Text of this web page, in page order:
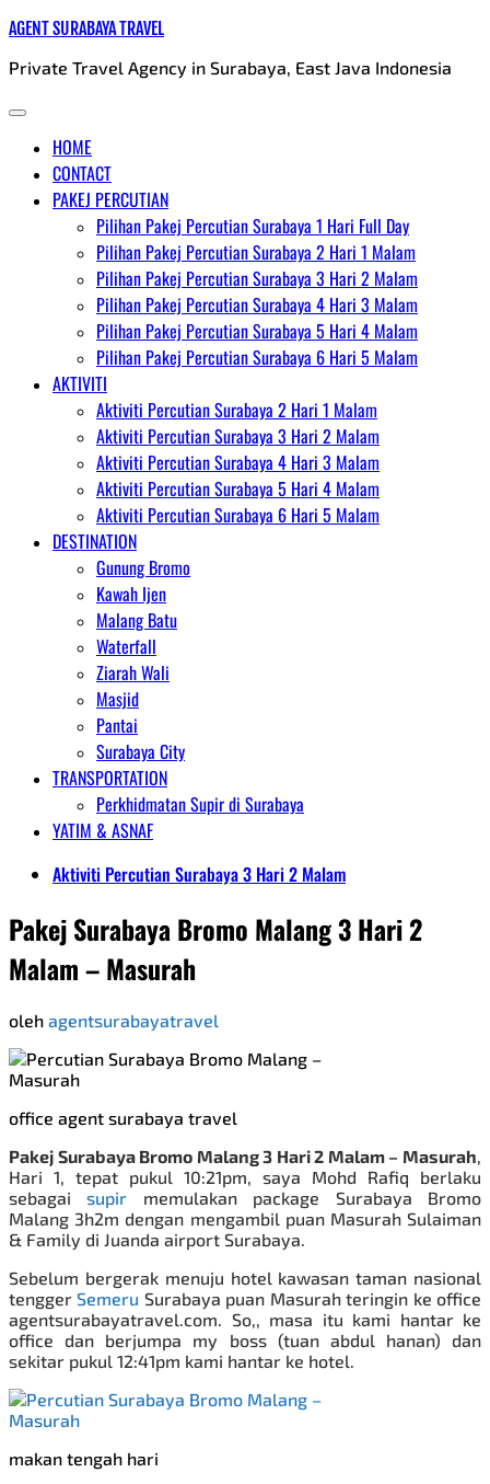
Skip
content
AGENT SURABAYA TRAVEL
Private Travel Agency in Surabaya, East Java Indonesia
HOME
CONTACT
PAKEJ PERCUTIAN
Pilihan Pakej Percutian Surabaya 1 Hari Full Day
Pilihan Pakej Percutian Surabaya 2 Hari 1 Malam
Pilihan Pakej Percutian Surabaya 3 Hari 2 Malam
Pilihan Pakej Percutian Surabaya 4 Hari 3 Malam
Pilihan Pakej Percutian Surabaya 5 Hari 4 Malam
Pilihan Pakej Percutian Surabaya 6 Hari 5 Malam
AKTIVITI
Aktiviti Percutian Surabaya 2 Hari 1 Malam
Aktiviti Percutian Surabaya 3 Hari 2 Malam
Aktiviti Percutian Surabaya 4 Hari 3 Malam
Aktiviti Percutian Surabaya 5 Hari 4 Malam
Aktiviti Percutian Surabaya 6 Hari 5 Malam
DESTINATION
Gunung Bromo
Kawah Ijen
Malang Batu
Waterfall
Ziarah Wali
Masjid
Pantai
Surabaya City
TRANSPORTATION
Perkhidmatan Supir di Surabaya
YATIM & ASNAF
Aktiviti Percutian Surabaya 3 Hari 2 Malam
Pakej Surabaya Bromo Malang 3 Hari 2
Malam – Masurah
oleh agentsurabayatravel
office agent surabaya travel
Pakej Surabaya Bromo Malang 3 Hari 2 Malam – Masurah,
Hari 1, tepat pukul 10:21pm, saya Mohd Rafiq berlaku
sebagai
supir memulakan package Surabaya Bromo
Malang 3h2m dengan mengambil puan Masurah Sulaiman
& Family di Juanda airport Surabaya.
Sebelum bergerak menuju hotel kawasan taman nasional
tengger Semeru Surabaya puan Masurah teringin ke office
agentsurabayatravel.com. So,, masa itu kami hantar ke
office dan berjumpa my boss (tuan abdul hanan) dan
sekitar pukul 12:41pm kami hantar ke hotel.
makan tengah hari